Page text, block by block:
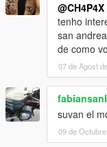
@CH4P4X
tenho
san
de como
07 de Agost
suvan el
09 de